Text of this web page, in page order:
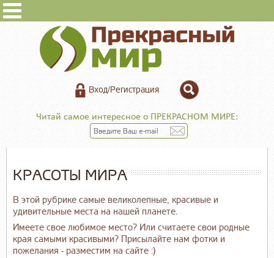
Вход/Регистрация
Читай самое интересное о ПРЕКРАСНОМ МИРЕ:
КРАСОТЫ МИРА
В этой рубрике самые великолепные, красивые и
удивительные места на нашей планете.
Имеете свое любимое место? Или считаете свои родные
края самыми красивыми? Присылайте нам фотки и
пожелания - разместим на сайте :)